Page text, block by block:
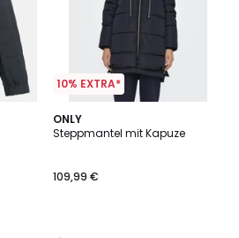
10% EXTRA*
ONLY
Steppmantel mit Kapuze
109,99 €
4,7
/ 5